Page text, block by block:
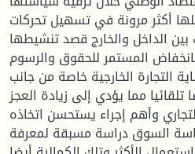
أكثر مرونة في تسهيل تحركات
بين الداخل والخارج قصد تنشيطها.
المستمر للحقوق والرسوم
التجارة الخارجية خاصة من جانب
مما يؤدي إلى زيادة العجز
وأهم إجراء يستحسن اتخاذه
السوق دراسة مسبقة لمعرفة